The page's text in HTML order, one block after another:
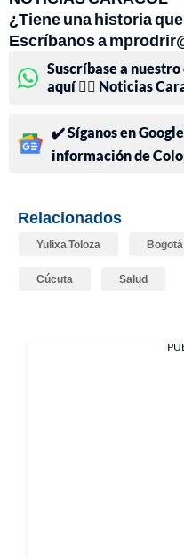
¿Tiene una historia
Escríbanos a
Suscríbase a
aquí 👉🏻 Noticias
✔️ Síganos en
información de
Relacionados
Yulixa Toloza Bogotá
Cúcuta Salud